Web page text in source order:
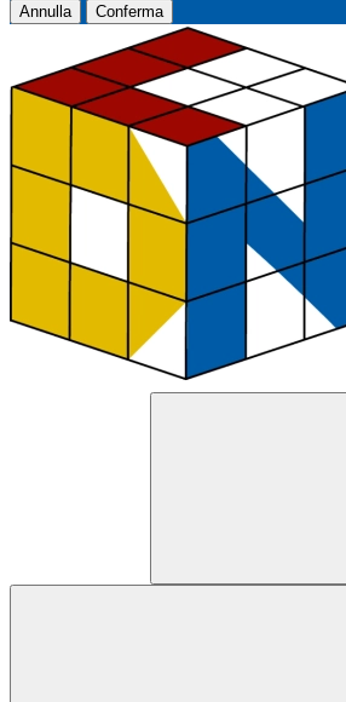
Annulla Conferma